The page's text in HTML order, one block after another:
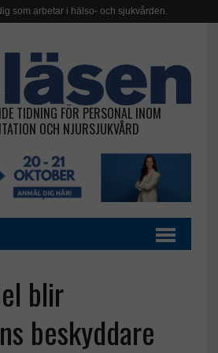
som arbetar i hälso- och sjukvården.
TIDNING FÖR PERSONAL INOM
OCH NJURSJUKVÅRD
blir
beskyddare